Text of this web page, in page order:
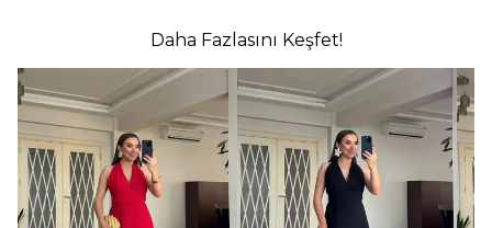
Daha Fazlasını Keşfet!